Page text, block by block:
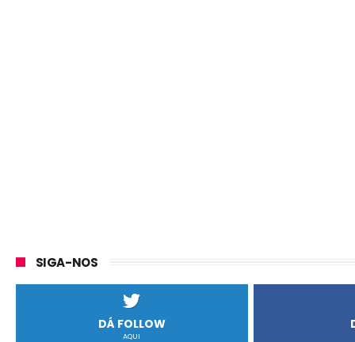
SIGA-NOS
DÁ FOLLOW
AQUI